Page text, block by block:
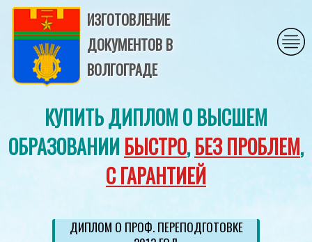
ИЗГОТОВЛЕНИЕ
ДОКУМЕНТОВ В
ВОЛГОГРАДЕ
КУПИТЬ ДИПЛОМ О ВЫСШЕМ
ОБРАЗОВАНИИБЫСТРО,БЕЗ ПРОБЛЕМ,
С ГАРАНТИЕЙ
ДИПЛОМ О ПРОФ. ПЕРЕПОДГОТОВКЕ